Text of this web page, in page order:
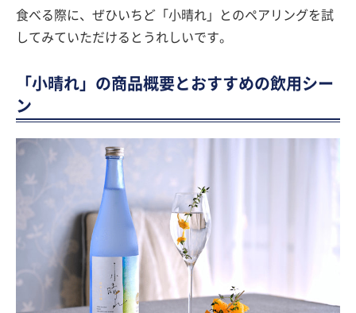
食べる際に、ぜひいちど「小晴れ」とのペアリングを試
してみていただけるとうれしいです。
「小晴れ」の商品概要とおすすめの飲用シー
ン